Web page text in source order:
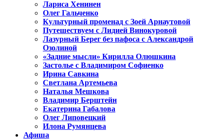
Лариса Хенинен
Олег Гальченко
Культурный променад с Зоей Арнаутовой
Путешествуем с Лидией Винокуровой
Лазурный Берег без пафоса с Александрой
Озолиной
«Задние мысли» Кирилла Олюшкина
Застолье с Владимиром Софиенко
Ирина Савкина
Светлана Артемьева
Наталья Мешкова
Владимир Берштейн
Екатерина Габалова
Олег Липовецкий
Илона Румянцева
Афиша